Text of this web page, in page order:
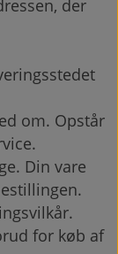
der
om. Opstår
Din vare
for køb af